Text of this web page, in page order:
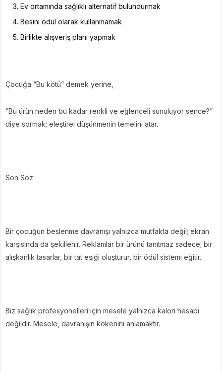
Ev ortamında sağlıklı alternatif bulundurmak
Besini ödül olarak kullanmamak
Birlikte alışveriş planı yapmak
Çocuğa “Bu kötü” demek yerine,
“Bu ürün neden bu kadar renkli ve eğlenceli sunuluyor sence?”
diye sormak; eleştirel düşünmenin temelini atar.
Son Söz
Bir çocuğun beslenme davranışı yalnızca mutfakta değil; ekran
karşısında da şekillenir. Reklamlar bir ürünü tanıtmaz sadece; bir
alışkanlık tasarlar, bir tat eşiği oluşturur, bir ödül sistemi eğitir.
Biz sağlık profesyonelleri için mesele yalnızca kalori hesabı
değildir. Mesele, davranışın kökenini anlamaktır.